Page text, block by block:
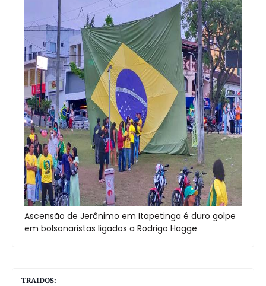
Ascensão de Jerônimo em Itapetinga é duro golpe
em bolsonaristas ligados a Rodrigo Hagge
TRAIDOS: